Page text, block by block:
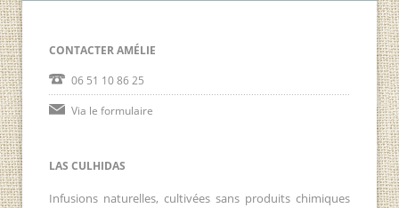
CONTACTER AMÉLIE
06 51 10 86 25
Via le formulaire
LAS CULHIDAS
Infusions naturelles, cultivées sans produits chimiques